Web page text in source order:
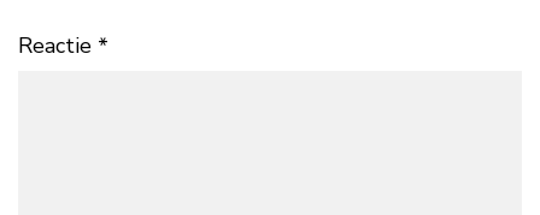
Reactie *